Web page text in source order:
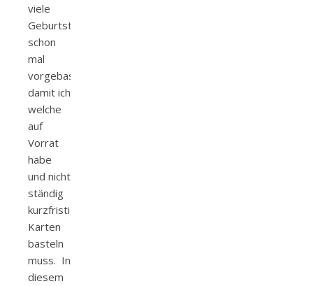
viele
Geburtstagskarten
schon
mal
vorgebastelt,
damit ich
welche
auf
Vorrat
habe
und nicht
ständig
kurzfristig
Karten
basteln
muss. In
diesem